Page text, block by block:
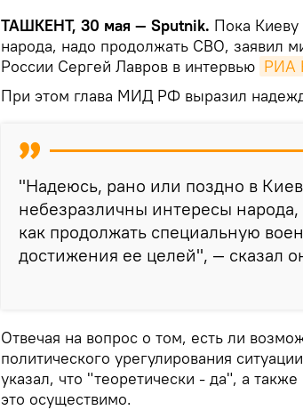
ТАШКЕНТ, 30 мая — Sputnik. Пока
народа, надо продолжать СВО, заявил
России Сергей Лавров в интервью РИА
При этом глава МИД РФ выразил
"Надеюсь, рано или поздно в
небезразличны интересы
как продолжать специальную
достижения ее целей", — сказал
Отвечая на вопрос о том, есть ли
политического урегулирования
указал, что "теоретически - да", а
это осуществимо.